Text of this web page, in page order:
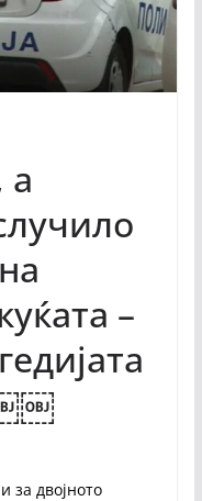
а
–
￼￼
за двојното